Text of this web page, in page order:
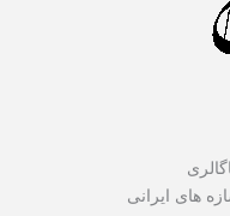
ایرانی